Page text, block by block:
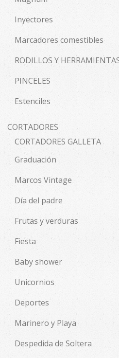
Inyectores
Marcadores comestibles
RODILLOS Y
PINCELES
Estenciles
CORTADORES
CORTADORES GALLETA
Graduación
Marcos Vintage
Día del padre
Frutas y verduras
Fiesta
Baby shower
Unicornios
Deportes
Marinero y Playa
Despedida de Soltera